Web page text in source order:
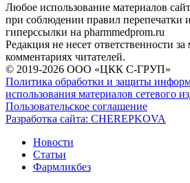
Любое использование материалов
при соблюдении правил перепечатки
гиперссылки на pharmmedprom.ru
Редакция не несет ответственности
комментариях читателей.
© 2019-2026 ООО «ЦКК С-ГРУП»
Политика обработки и защиты
использования материалов сетевого
Пользовательское соглашение
Разработка сайта: CHEREPKOVA
Новости
Статьи
Фармликбез